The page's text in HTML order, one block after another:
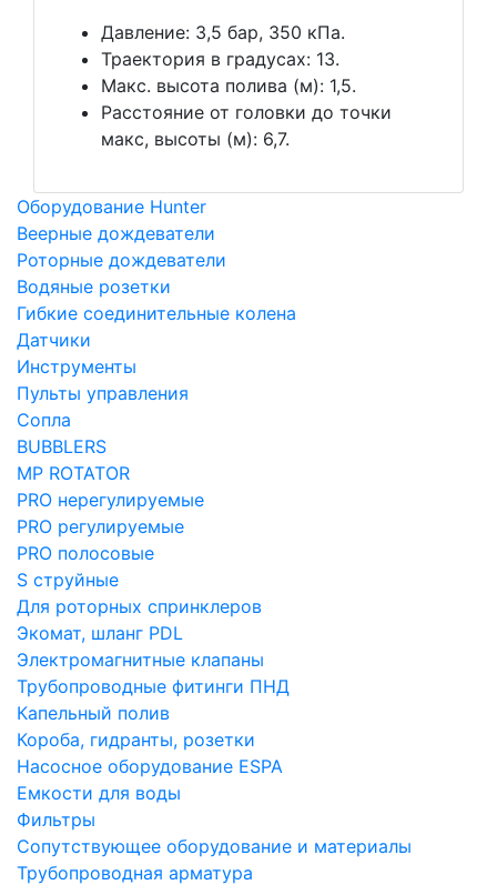
Давление: 3,5 бар, 350 кПа.
Траектория в градусах: 13.
Макс. высота полива (м): 1,5.
Расстояние от головки до точки
макс, высоты (м): 6,7.
Оборудование Hunter
Веерные дождеватели
Роторные дождеватели
Водяные розетки
Гибкие соединительные колена
Датчики
Инструменты
Пульты управления
Сопла
BUBBLERS
MP ROTATOR
PRO нерегулируемые
PRO регулируемые
PRO полосовые
S струйные
Для роторных спринклеров
Экомат, шланг PDL
Электромагнитные клапаны
Трубопроводные фитинги ПНД
Капельный полив
Короба, гидранты, розетки
Насосное оборудование ESPA
Емкости для воды
Фильтры
Сопутствующее оборудование и материалы
Трубопроводная арматура